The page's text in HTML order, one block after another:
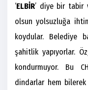
‘ELBİR’ diye bir tabir
olsun yolsuzluğa
koydular. Belediye
şahitlik yapıyorlar.
kondurmuyor. Bu
dindarlar hem